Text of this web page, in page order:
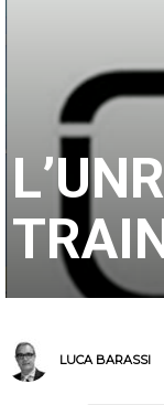
LUCA BARASSI